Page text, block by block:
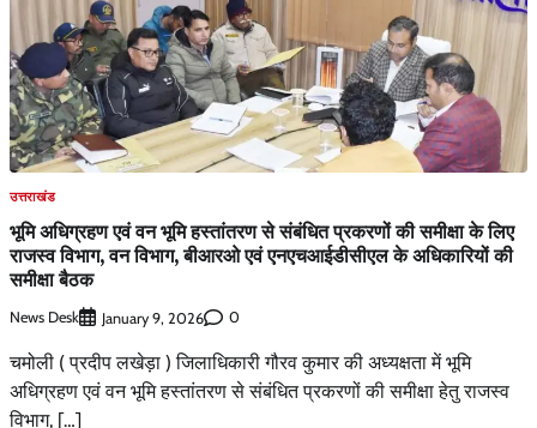
उत्तराखंड
भूमि अधिग्रहण एवं वन भूमि हस्तांतरण से संबंधित प्रकरणों की समीक्षा के लिए
राजस्व विभाग, वन विभाग, बीआरओ एवं एनएचआईडीसीएल के अधिकारियों की
समीक्षा बैठक
News Desk January 9, 2026 0
चमोली ( प्रदीप लखेड़ा ) जिलाधिकारी गौरव कुमार की अध्यक्षता में भूमि
अधिग्रहण एवं वन भूमि हस्तांतरण से संबंधित प्रकरणों की समीक्षा हेतु राजस्व
विभाग, […]